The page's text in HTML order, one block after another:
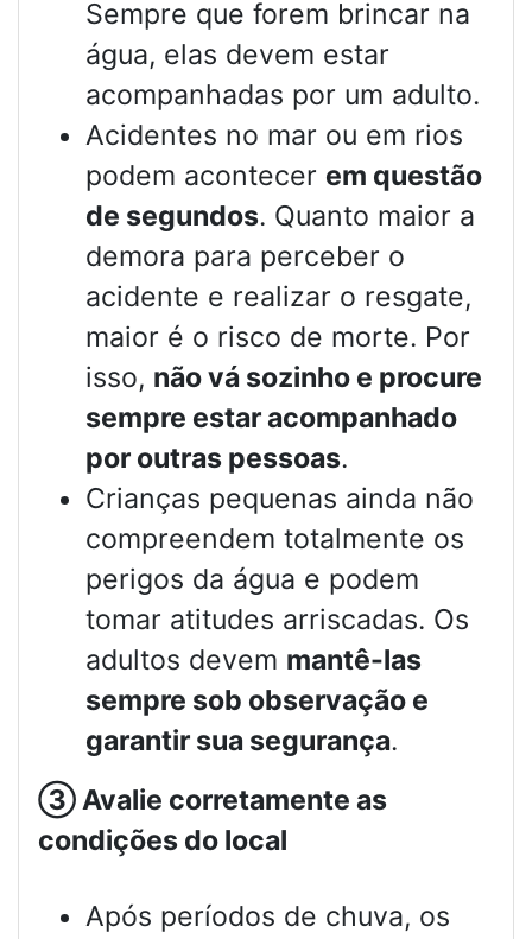
Sempre que forem brincar na
água, elas devem estar
acompanhadas por um adulto.
Acidentes no mar ou em rios
podem acontecer em questão
de segundos. Quanto maior a
demora para perceber o
acidente e realizar o resgate,
maior é o risco de morte. Por
isso, não vá sozinho e procure
sempre estar acompanhado
por outras pessoas.
Crianças pequenas ainda não
compreendem totalmente os
perigos da água e podem
tomar atitudes arriscadas. Os
adultos devem mantê-las
sempre sob observação e
garantir sua segurança.
③Avalie corretamente as
condições do local
Após períodos de chuva, os